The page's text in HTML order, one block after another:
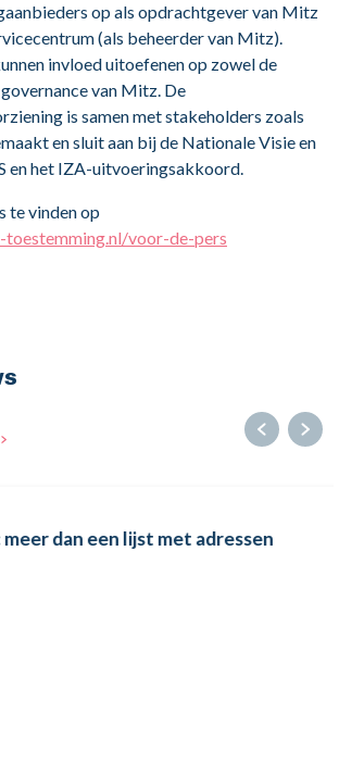
op als opdrachtgever van Mitz
(als beheerder van Mitz).
invloed uitoefenen op zowel de
van Mitz. De
is samen met stakeholders zoals
en sluit aan bij de Nationale Visie en
en het IZA-uitvoeringsakkoord.
te vinden op
voor-de-pers
dan een lijst met adressen